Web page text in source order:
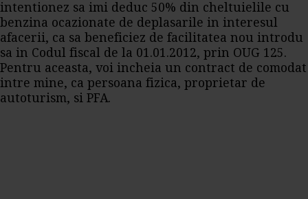
intentionez sa imi deduc 50% din cheltuielile cu
benzina ocazionate de deplasarile in interesul
afacerii, ca sa beneficiez de facilitatea nou introdu
sa in Codul fiscal de la 01.01.2012, prin OUG 125.
Pentru aceasta, voi incheia un contract de comodat
intre mine, ca persoana fizica, proprietar de
autoturism, si PFA.